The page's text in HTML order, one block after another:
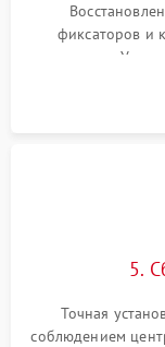
фиксаторов и
поправок.
поврежденных
5.
Точная
соблюдением